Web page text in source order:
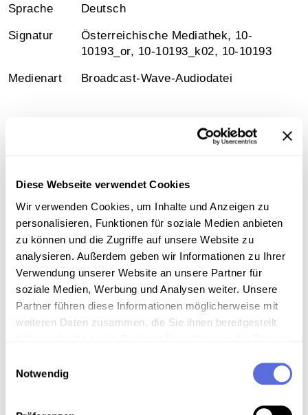
Diese Webseite verwendet Cookies
Wir verwenden Cookies, um Inhalte und Anzeigen zu
personalisieren, Funktionen für soziale Medien anbieten
zu können und die Zugriffe auf unsere Website zu
analysieren. Außerdem geben wir Informationen zu Ihrer
Verwendung unserer Website an unsere Partner für
soziale Medien, Werbung und Analysen weiter. Unsere
Partner führen diese Informationen möglicherweise mit
weiteren Daten zusammen, die Sie ihnen bereitgestellt
Notwendig
Sprache Deutsch
Signatur
Österreichische Mediathek, 10-
10193_or, 10-10193_k02, 10-10193
Medienart Broadcast-Wave-Audiodatei
Sammlung Aufnahmen des "United States Information
Service" ( USIS ) aus der Wienbibliothek
Art der Aufnahme
Reden und Ansprachen
Reportage